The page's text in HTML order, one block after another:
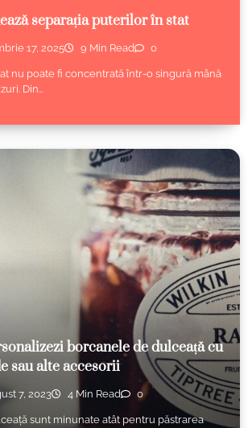
separația puterilor în stat
17, 2025 9 Min Read 0
nu poate fi concentrată într-o singură mână
Din…
borcanele de dulceață cu
sau alte accesorii
7, 2023 4 Min Read 0
sunt minunate atât pentru păstrarea